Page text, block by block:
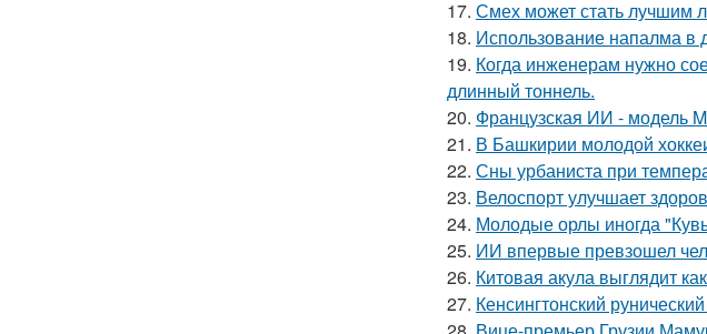
17. Смех может стать лучшим
18. Использование напалма в
19. Когда инженерам нужно
длинный тоннель.
20. Французская ИИ - модель
21. В Башкирии молодой
22. Сны урбаниста при
23. Велоспорт улучшает
24. Молодые орлы иногда
25. ИИ впервые превзошел
26. Китовая акула выглядит
27. Кенсингтонский